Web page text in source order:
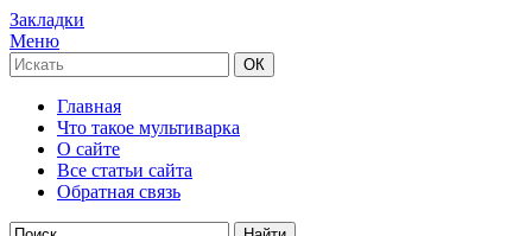
Закладки
Меню
Главная
Что такое мультиварка
О сайте
Все статьи сайта
Обратная связь